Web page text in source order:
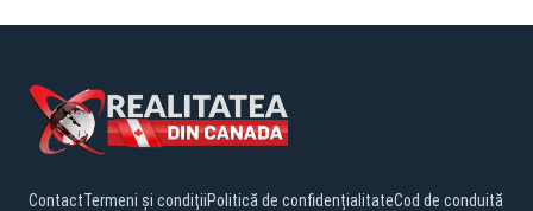
ContactTermeni și condițiiPolitică de confidențialitateCod de conduită